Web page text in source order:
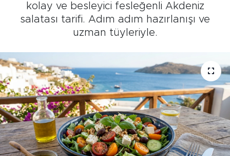
kolay ve besleyici fesleğenli Akdeniz
salatası tarifi. Adım adım hazırlanışı ve
uzman tüyleriyle.